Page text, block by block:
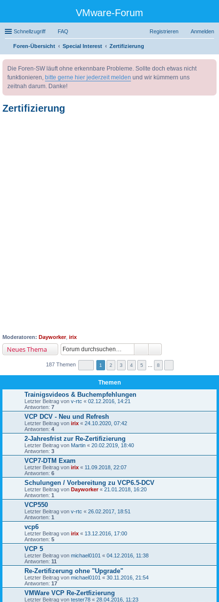
VMware-Forum
Schnellzugriff FAQ Anmelden
Registrieren
Foren-Übersicht Special Interest
Zertifizierung
Die Foren-SW läuft ohne erkennbare Probleme. Sollte doch etwas nicht
funktionieren, bitte gerne hier jederzeit melden und wir kümmern uns
zeitnah darum. Danke!
Zertifizierung
Moderatoren: Dayworker, irix
Neues Thema
187 Themen 1 2 3 4 5 8
Themen
Trainigsvideos & Buchempfehlungen
Letzter Beitrag von v-rtc « 02.12.2016, 14:21
Antworten: 7
VCP DCV - Neu und Refresh
Letzter Beitrag von irix « 24.10.2020, 07:42
Antworten: 4
2-Jahresfrist zur Re-Zertifizierung
Letzter Beitrag von Martin « 20.02.2019, 18:40
Antworten: 3
VCP7-DTM Exam
Letzter Beitrag von irix « 11.09.2018, 22:07
Antworten: 6
Schulungen / Vorbereitung zu VCP6.5-DCV
Letzter Beitrag von Dayworker« 21.01.2018, 16:20
Antworten: 1
VCP550
Letzter Beitrag von v-rtc « 26.02.2017, 18:51
Antworten: 1
vcp6
Letzter Beitrag von irix « 13.12.2016, 17:00
Antworten: 5
VCP 5
Letzter Beitrag von michael0101 « 04.12.2016, 11:38
Antworten: 11
Re-Zertifizerung ohne "Upgrade"
Letzter Beitrag von michael0101 « 30.11.2016, 21:54
Antworten: 17
VMWare VCP Re-Zertfizierung
Letzter Beitrag von tester78 « 28.04.2016, 11:23